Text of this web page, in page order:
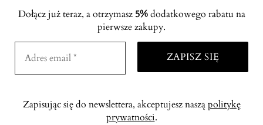
Dołącz już teraz, a otrzymasz 5%dodatkowego rabatu na
pierwsze zakupy.
Zapisując się do newslettera, akceptujesz nasząpolitykę
prywatności.